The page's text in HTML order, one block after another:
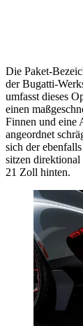
Die Paket-
der Bugatti-
umfasst dieses
einen
Finnen und eine
angeordnet
sich der
sitzen
21 Zoll hinten.